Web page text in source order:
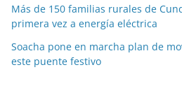
Más de 150 familias rurales de
primera vez a energía eléctrica
Soacha pone en marcha plan de
este puente festivo